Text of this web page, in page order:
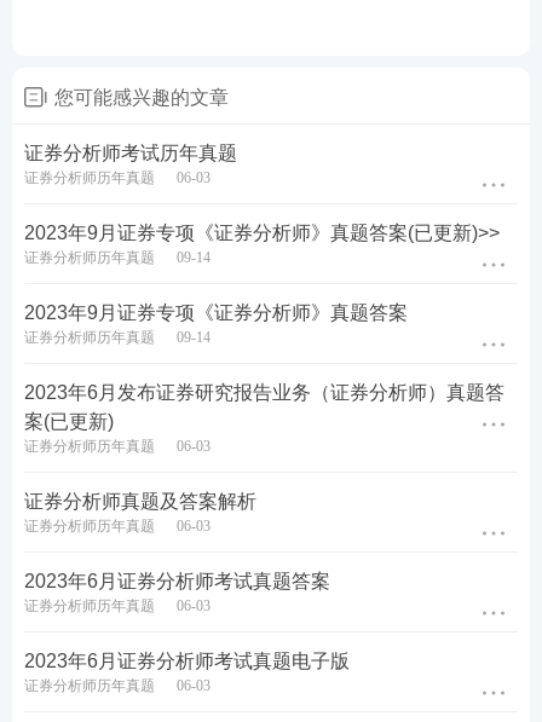
您可能感兴趣的文章
证券分析师考试历年真题
证券分析师历年真题 06-03
2023年9月证券专项《证券分析师》真题答案(已更新)>>
证券分析师历年真题 09-14
2023年9月证券专项《证券分析师》真题答案
证券分析师历年真题 09-14
2023年6月发布证券研究报告业务（证券分析师）真题答
案(已更新)
证券分析师历年真题 06-03
证券分析师真题及答案解析
证券分析师历年真题 06-03
2023年6月证券分析师考试真题答案
证券分析师历年真题 06-03
2023年6月证券分析师考试真题电子版
证券分析师历年真题 06-03